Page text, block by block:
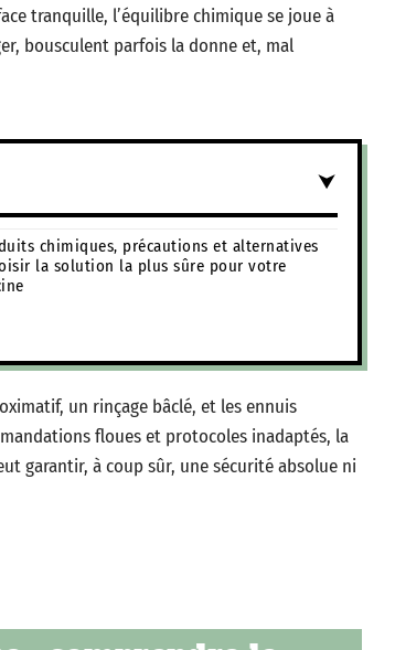
tranquille, l’équilibre chimique se joue à
bousculent parfois la donne et, mal
chimiques, précautions et alternatives
la solution la plus sûre pour votre
un rinçage bâclé, et les ennuis
floues et protocoles inadaptés, la
garantir, à coup sûr, une sécurité absolue ni